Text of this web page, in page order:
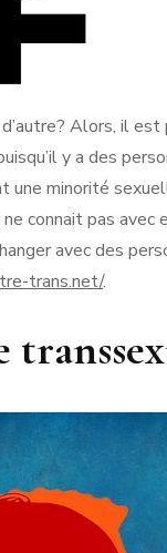
Alors, il
y a des
minorité
connait pas
avec des
trans.net/.